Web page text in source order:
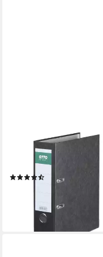
OTTO OFFICE
Aktenordner Color
(23)